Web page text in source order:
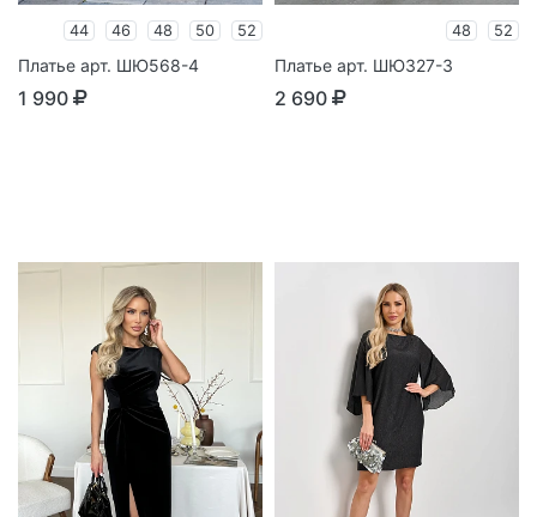
44 46 48 50 52
Платье арт. ШЮ568-4
1 990
48 52
Платье арт. ШЮ327-3
2 690